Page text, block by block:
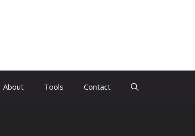
About Tools Contact